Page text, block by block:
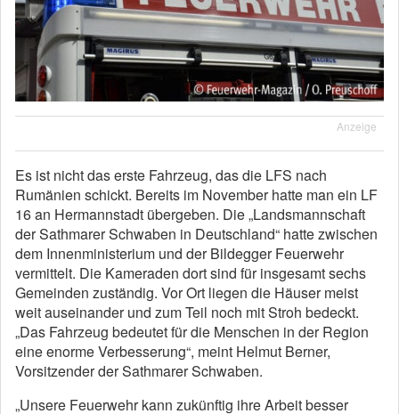
Anzeige
Es ist nicht das erste Fahrzeug, das die LFS nach
Rumänien schickt. Bereits im November hatte man ein LF
16 an Hermannstadt übergeben. Die „Landsmannschaft
der Sathmarer Schwaben in Deutschland“ hatte zwischen
dem Innenministerium und der Bildegger Feuerwehr
vermittelt. Die Kameraden dort sind für insgesamt sechs
Gemeinden zuständig. Vor Ort liegen die Häuser meist
weit auseinander und zum Teil noch mit Stroh bedeckt.
„Das Fahrzeug bedeutet für die Menschen in der Region
eine enorme Verbesserung“, meint Helmut Berner,
Vorsitzender der Sathmarer Schwaben.
„Unsere Feuerwehr kann zukünftig ihre Arbeit besser